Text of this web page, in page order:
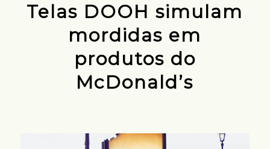
Telas DOOH simulam
mordidas em
produtos do
McDonald’s